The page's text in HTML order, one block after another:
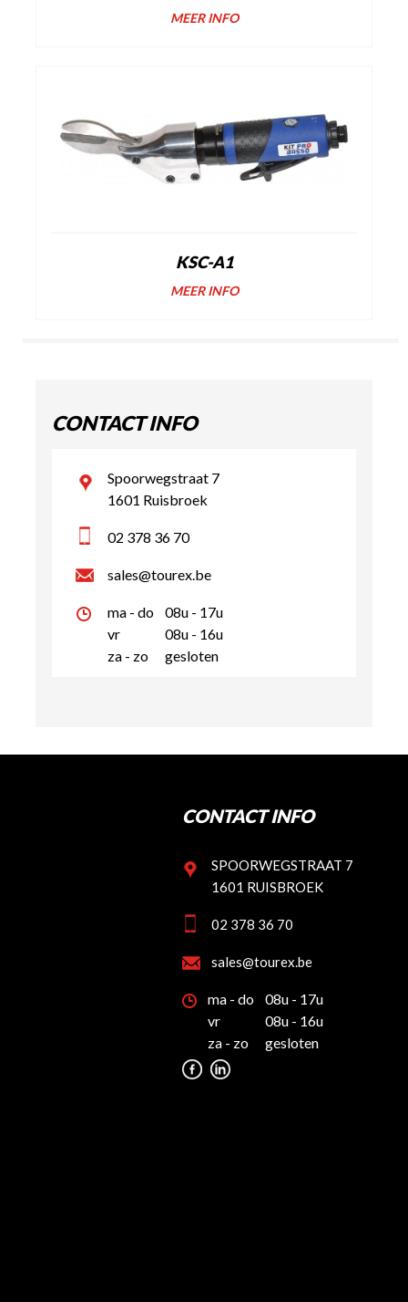
MEER INFO
KSC-A1
MEER INFO
CONTACT INFO
Spoorwegstraat 7
1601 Ruisbroek
02 378 36 70
sales@tourex.be
ma - do
08u - 17u
vr
08u - 16u
za - zo
gesloten
CONTACT INFO
SPOORWEGSTRAAT 7
1601 RUISBROEK
02 378 36 70
sales@tourex.be
ma - do
08u - 17u
vr
08u - 16u
za - zo
gesloten